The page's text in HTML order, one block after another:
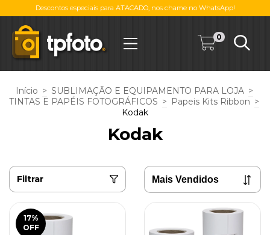
Descontos especiais para ATACADO, nos chame no WhatsApp!
0
Início > SUBLIMAÇÃO E EQUIPAMENTO PARA LOJA >
TINTAS E PAPÉIS FOTOGRÁFICOS > Papeis Kits Ribbon >
Kodak
Kodak
Filtrar
17%
OFF